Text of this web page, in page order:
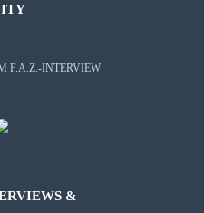
F.A.Z.-INTERVIEW
&